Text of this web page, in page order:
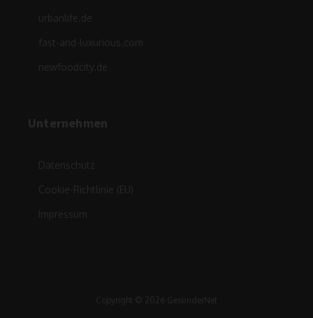
urbanlife.de
fast-and-luxurious.com
newfoodcity.de
Unternehmen
Datenschutz
Cookie-Richtlinie (EU)
Impressum
Copyright © 2026 GesünderNet